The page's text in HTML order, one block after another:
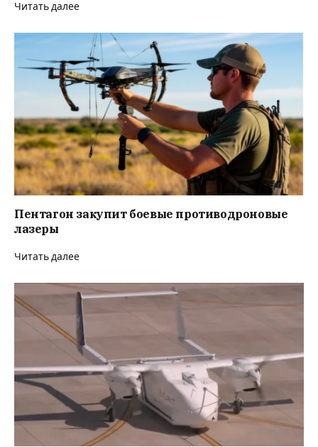
Читать далее
Пентагон закупит боевые противодроновые
лазеры
Читать далее